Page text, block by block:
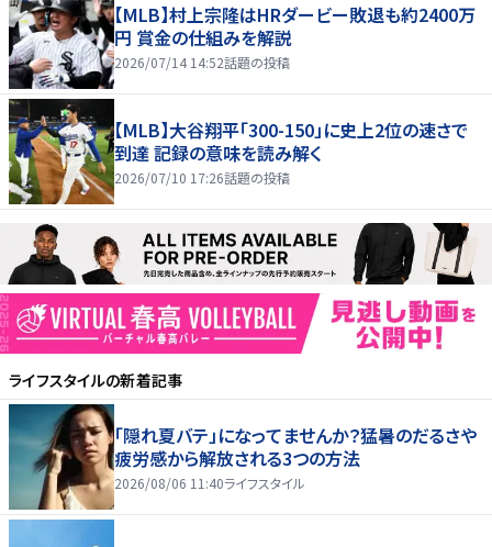
【MLB】村上宗隆はHRダービー敗退も約2400万
円 賞金の仕組みを解説
2026/07/14 14:52話題の投稿
【MLB】大谷翔平「300-150」に史上2位の速さで
到達 記録の意味を読み解く
2026/07/10 17:26話題の投稿
ライフスタイルの新着記事
「隠れ夏バテ」になってませんか？猛暑のだるさや
疲労感から解放される3つの方法
2026/08/06 11:40ライフスタイル